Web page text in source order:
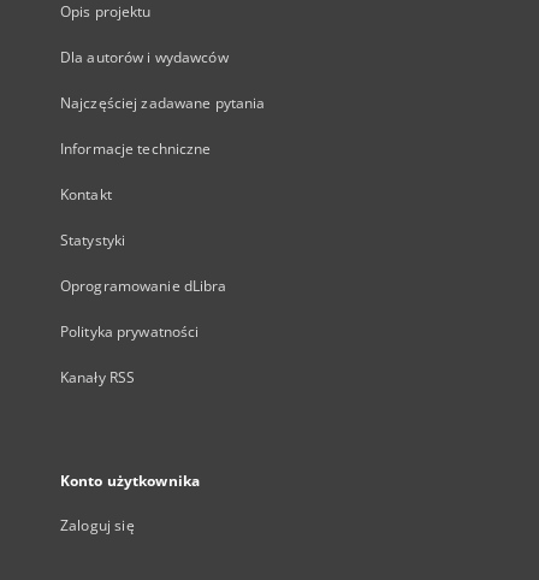
Opis projektu
Dla autorów i wydawców
Najczęściej zadawane pytania
Informacje techniczne
Kontakt
Statystyki
Oprogramowanie dLibra
Polityka prywatności
Kanały RSS
Konto użytkownika
Zaloguj się